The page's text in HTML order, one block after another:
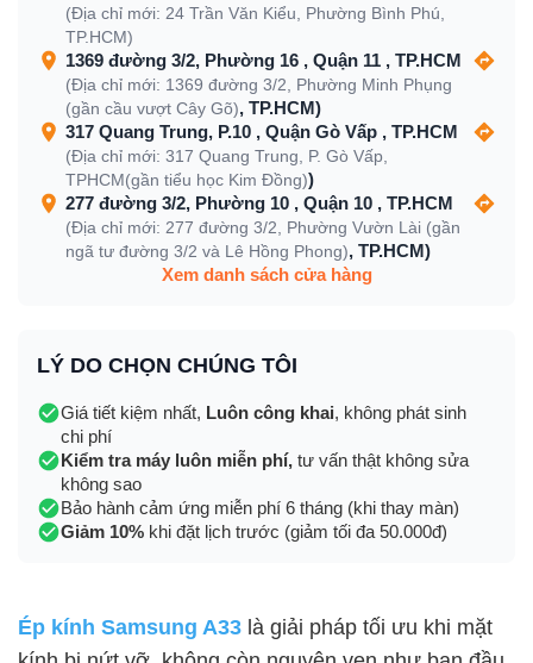
(Địa chỉ mới: 24 Trần Văn Kiểu, Phường Bình Phú,
TP.HCM)
1369 đường 3/2, Phường 16 , Quận 11 , TP.HCM
(Địa chỉ mới: 1369 đường 3/2, Phường Minh Phụng
(gần cầu vượt Cây Gõ), TP.HCM)
317 Quang Trung, P.10 , Quận Gò Vấp , TP.HCM
(Địa chỉ mới: 317 Quang Trung, P. Gò Vấp,
TPHCM(gần tiểu học Kim Đồng))
277 đường 3/2, Phường 10 , Quận 10 , TP.HCM
(Địa chỉ mới: 277 đường 3/2, Phường Vườn Lài (gần
ngã tư đường 3/2 và Lê Hồng Phong), TP.HCM)
Xem danh sách cửa hàng
LÝ DO CHỌN CHÚNG TÔI
Giá tiết kiệm nhất, Luôn công khai, không phát sinh
chi phí
Kiểm tra máy luôn miễn phí, tư vấn thật không sửa
không sao
Bảo hành cảm ứng miễn phí 6 tháng (khi thay màn)
Giảm 10% khi đặt lịch trước (giảm tối đa 50.000đ)
Ép kính Samsung A33 là giải pháp tối ưu khi mặt